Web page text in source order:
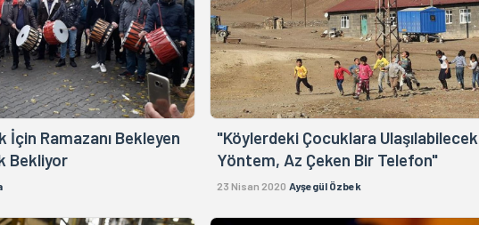
İçin Ramazanı Bekleyen
Bekliyor
"Köylerdeki Çocuklara
Yöntem, Az Çeken Bir Telefon"
23 Nisan 2020 Ayşegül Özbek